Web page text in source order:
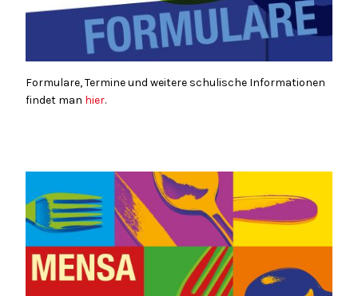
Formulare, Termine und weitere schulische Informationen
findet man hier.